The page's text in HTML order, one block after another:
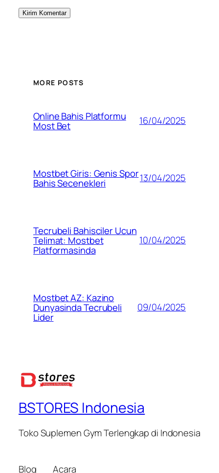
MORE POSTS
Online Bahis Platformu
Most Bet 16/04/2025
Mostbet Giris: Genis Spor
Bahis Secenekleri 13/04/2025
Tecrubeli Bahisciler Ucun
Telimat: Mostbet
Platformasinda
10/04/2025
Mostbet AZ: Kazino
Dunyasinda Tecrubeli
Lider
09/04/2025
BSTORES Indonesia
Toko Suplemen Gym Terlengkap di Indonesia
Blog Acara